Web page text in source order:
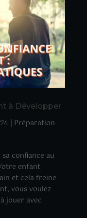
à Développer
| Préparation
confiance au
enfant
et cela freine
vous voulez
jouer avec